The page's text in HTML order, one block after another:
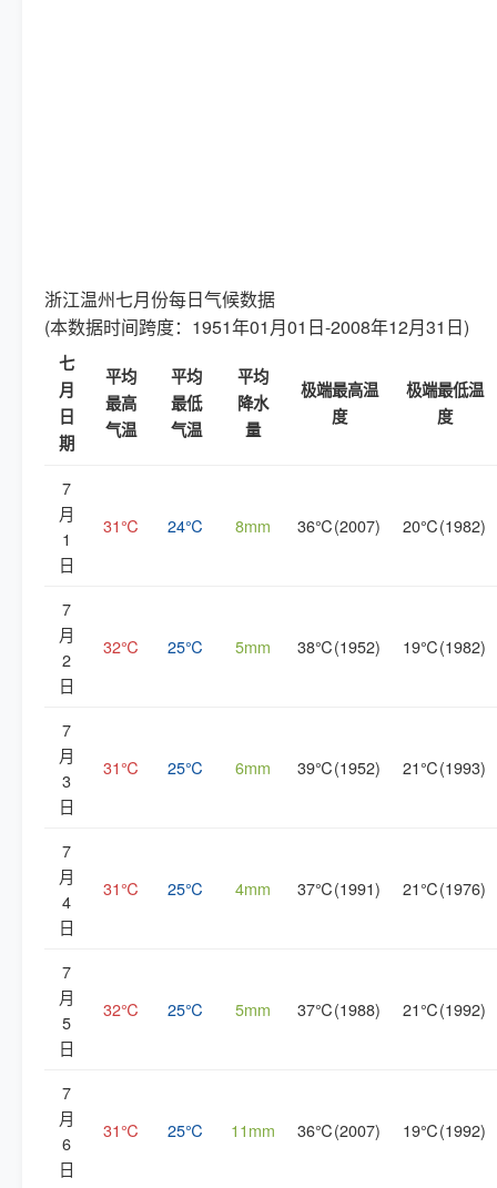
浙江温州七月份每日气候数据
(本数据时间跨度：1951年01月01日-2008年12月31日)
七
月
日
期
平均
最高
气温
平均
最低
气温
平均
降水
量
极端最高温
度
极端最低温
度
7
月
1
日
31℃ 24℃ 8mm 36℃(2007) 20℃(1982)
7
月
2
日
32℃ 25℃ 5mm 38℃(1952) 19℃(1982)
7
月
3
日
31℃ 25℃ 6mm 39℃(1952) 21℃(1993)
7
月
4
日
31℃ 25℃ 4mm 37℃(1991) 21℃(1976)
7
月
5
日
32℃ 25℃ 5mm 37℃(1988) 21℃(1992)
7
月
6
日
31℃ 25℃ 11mm 36℃(2007) 19℃(1992)